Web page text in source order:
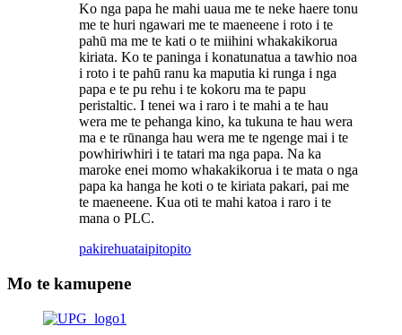
Ko nga papa he mahi uaua me te neke haere tonu
me te huri ngawari me te maeneene i roto i te
pahū ma me te kati o te miihini whakakikorua
kiriata. Ko te paninga i konatunatua a tawhio noa
i roto i te pahū ranu ka maputia ki runga i nga
papa e te pu rehu i te kokoru ma te papu
peristaltic. I tenei wa i raro i te mahi a te hau
wera me te pehanga kino, ka tukuna te hau wera
ma e te rūnanga hau wera me te ngenge mai i te
powhiriwhiri i te tatari ma nga papa. Na ka
maroke enei momo whakakikorua i te mata o nga
papa ka hanga he koti o te kiriata pakari, pai me
te maeneene. Kua oti te mahi katoa i raro i te
mana o PLC.
pakirehuataipitopito
Mo te kamupene